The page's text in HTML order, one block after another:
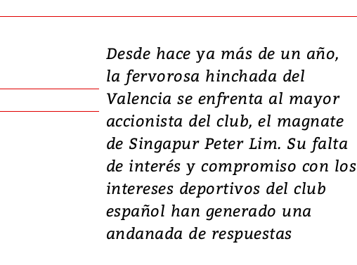
Desde hace ya más de un año,
la fervorosa hinchada del
Valencia se enfrenta al mayor
accionista del club, el magnate
de Singapur Peter Lim. Su falta
de interés y compromiso con los
intereses deportivos del club
español han generado una
andanada de respuestas
Video, Japón: Terremoto
deja heridos y graves
daños en Kumamoto